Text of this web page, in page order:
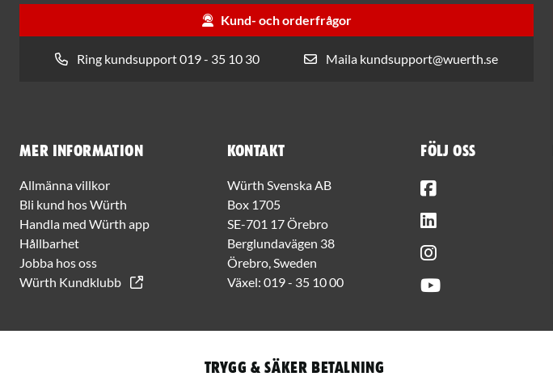
Kund- och orderfrågor
Ring kundsupport 019 - 35 10 30 Maila kundsupport@wuerth.se
Mer information
Allmänna villkor
Bli kund hos Würth
Handla med Würth app
Hållbarhet
Jobba hos oss
Würth Kundklubb
Kontakt
Würth Svenska AB
Box 1705
SE-701 17 Örebro
Berglundavägen 38
Örebro, Sweden
Växel: 019 - 35 10 00
Följ oss
Trygg & säker betalning